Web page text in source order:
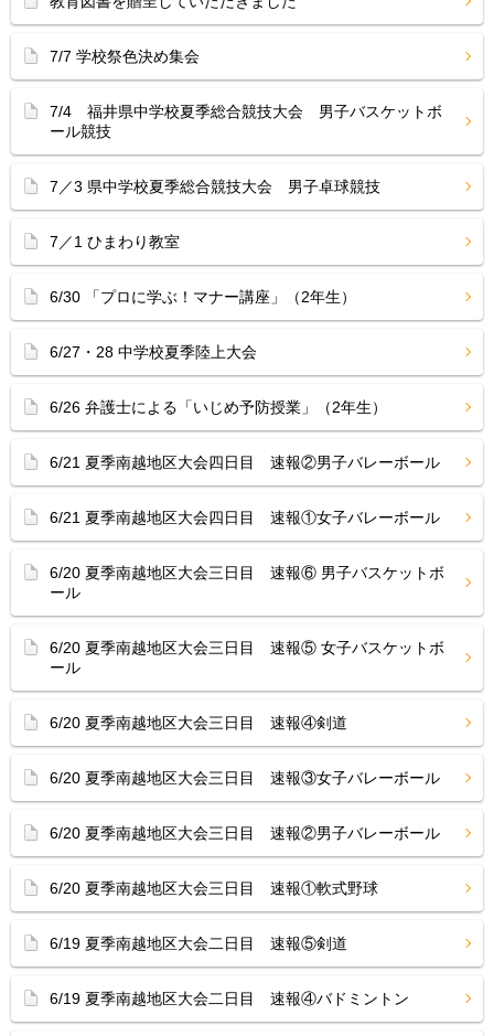
7/7 学校祭色決め集会
7/4 福井県中学校夏季総合競技大会 男子バスケットボ
ール競技
7／3 県中学校夏季総合競技大会 男子卓球競技
7／1 ひまわり教室
6/30 「プロに学ぶ！マナー講座」（2年生）
6/27・28 中学校夏季陸上大会
6/26 弁護士による「いじめ予防授業」（2年生）
6/21 夏季南越地区大会四日目 速報②男子バレーボール
6/21 夏季南越地区大会四日目 速報①女子バレーボール
6/20 夏季南越地区大会三日目 速報⑥ 男子バスケットボ
ール
6/20 夏季南越地区大会三日目 速報⑤ 女子バスケットボ
ール
6/20 夏季南越地区大会三日目 速報④剣道
6/20 夏季南越地区大会三日目 速報③女子バレーボール
6/20 夏季南越地区大会三日目 速報②男子バレーボール
6/20 夏季南越地区大会三日目 速報①軟式野球
6/19 夏季南越地区大会二日目 速報⑤剣道
6/19 夏季南越地区大会二日目 速報④バドミントン